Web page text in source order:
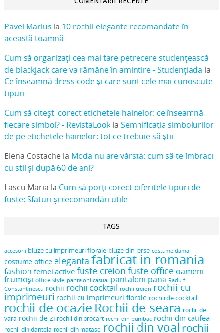
Pavel Marius la 10 rochii elegante recomandate în
această toamnă
Cum să organizați cea mai tare petrecere studențească
de blackjack care va rămâne în amintire - Studențiada la
Ce înseamnă dress code și care sunt cele mai cunoscute
tipuri
Cum să citești corect etichetele hainelor: ce înseamnă
fiecare simbol? - RevistaLookla Semnificația simbolurilor
de pe etichetele hainelor: tot ce trebuie să știi
Elena Costachela Moda nu are vârstă: cum să te îmbraci
cu stil și după 60 de ani?
Lascu Maria la Cum să porți corect diferitele tipuri de
fuste: Sfaturi și recomandări utile
TAGS
accesorii bluze cu imprimeuri florale bluze din jerse costume dama
costume office eleganta fabricat in romania
fashion femei active fuste creion fuste office oameni
frumoși office style pantaloni casual pantaloni pana Radu f
Constantinescu rochii rochii cocktail rochii creion rochii cu
imprimeuri rochii cu imprimeuri florale rochii de cocktail
rochii de ocazie Rochii de seara rochii de
vara rochii de zi rochii din brocart rochii din bumbac rochii din catifea
rochii din dantela rochii din matase rochii din voal rochii